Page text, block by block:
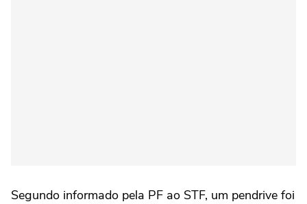
Segundo informado pela PF ao STF, um pendrive foi